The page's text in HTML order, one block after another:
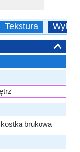
Tekstura
brukowa